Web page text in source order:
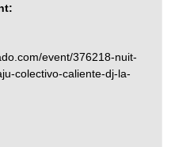
event/376218-nuit-
colectivo-caliente-dj-la-